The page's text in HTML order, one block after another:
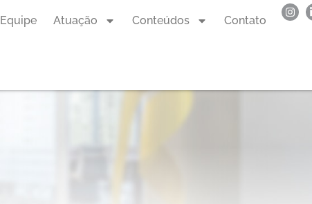
Equipe Atuação Conteúdos Contato